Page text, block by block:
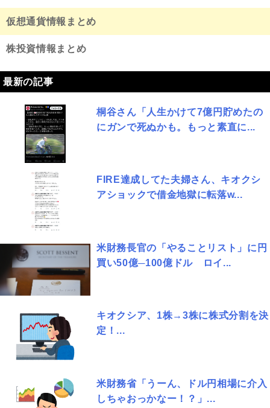
仮想通貨情報まとめ
株投資情報まとめ
最新の記事
桐谷さん「人生かけて7億円貯めたの
にガンで死ぬかも。もっと素直に...
FIRE達成してた夫婦さん、キオクシ
アショックで借金地獄に転落w...
米財務長官の「やることリスト」に円
買い50億─100億ドル ロイ...
キオクシア、1株→3株に株式分割を決
定！...
米財務省「うーん、ドル円相場に介入
しちゃおっかなー！？」...